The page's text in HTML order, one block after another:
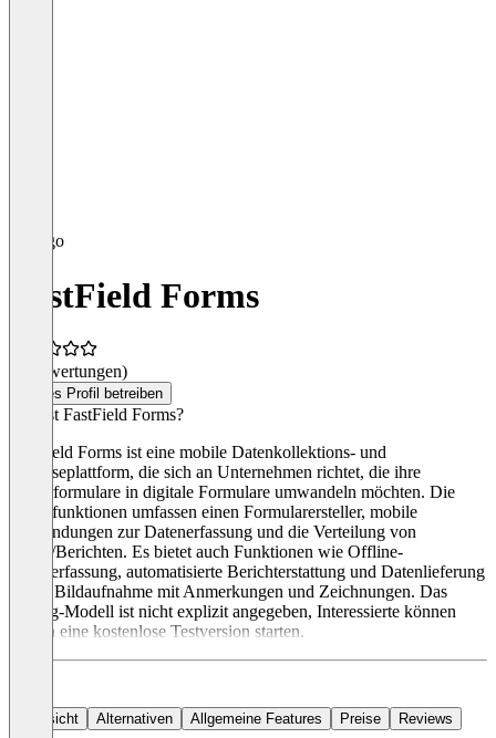
FastField Forms
(0 Bewertungen)
Dieses Profil betreiben
Was ist FastField Forms?
FastField Forms ist eine mobile Datenkollektions- und
Analyseplattform, die sich an Unternehmen richtet, die ihre
Papierformulare in digitale Formulare umwandeln möchten. Die
Hauptfunktionen umfassen einen Formularersteller, mobile
Anwendungen zur Datenerfassung und die Verteilung von
Daten/Berichten. Es bietet auch Funktionen wie Offline-
Datenerfassung, automatisierte Berichterstattung und Datenlieferung
sowie Bildaufnahme mit Anmerkungen und Zeichnungen. Das
Pricing-Modell ist nicht explizit angegeben, Interessierte können
jedoch eine kostenlose Testversion starten.
Übersicht Alternativen Allgemeine Features Preise Reviews